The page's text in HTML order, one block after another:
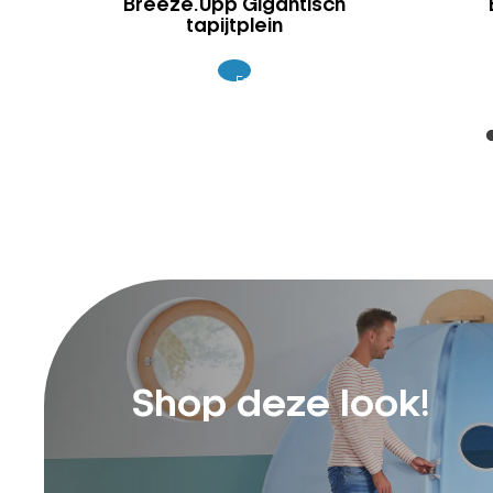
Breeze.Upp Gigantisch
tapijtplein
689
Excl.
Shop deze look!